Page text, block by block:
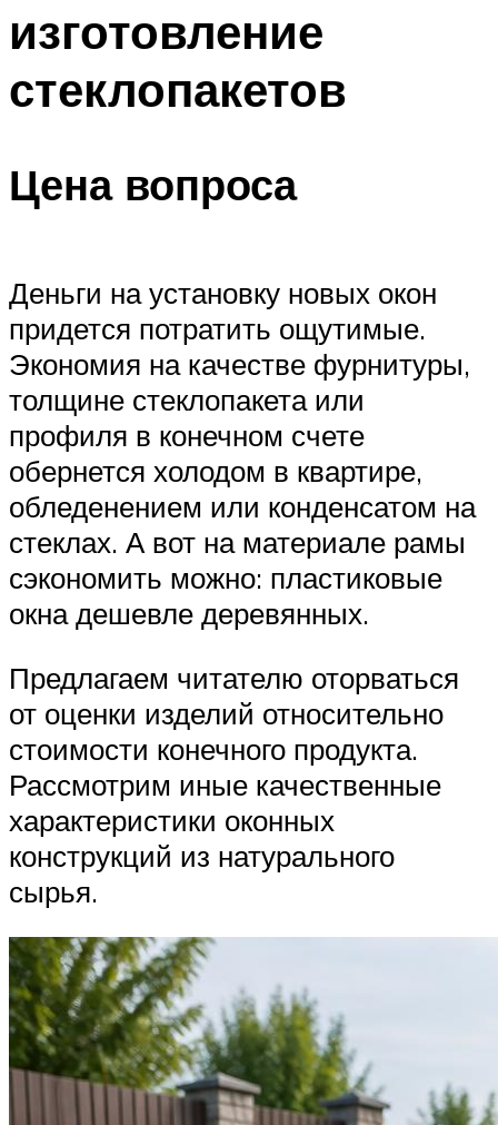
Меню
изготовление
стеклопакетов
Цена вопроса
Деньги на установку новых окон
придется потратить ощутимые.
Экономия на качестве фурнитуры,
толщине стеклопакета или
профиля в конечном счете
обернется холодом в квартире,
обледенением или конденсатом на
стеклах. А вот на материале рамы
сэкономить можно: пластиковые
окна дешевле деревянных.
Предлагаем читателю оторваться
от оценки изделий относительно
стоимости конечного продукта.
Рассмотрим иные качественные
характеристики оконных
конструкций из натурального
сырья.